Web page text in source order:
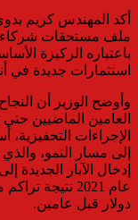
أكد المهندس كريم
ملف مستحقات شركاء
باعتباره الركيزة
استثمارات جديدة في
وأوضح الوزير أن
العامين الماضيين
الإجراءات
إلى مسار النمو،
إدخال الآبار الجديدة
دولار قبل عامين.